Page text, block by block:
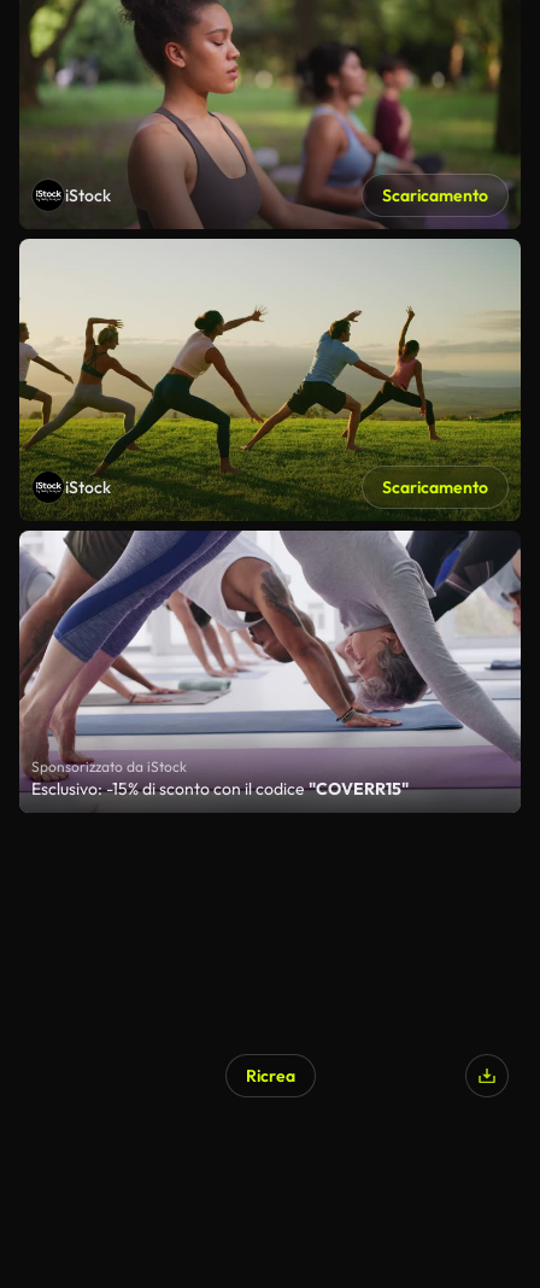
iStock Scaricamento
iStock Scaricamento
Sponsorizzato da iStock
Esclusivo: -15% di sconto con il codice"COVERR15"
Ricrea